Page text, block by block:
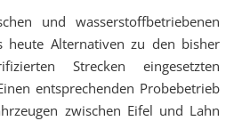
und wasserstoffbetriebenen
heute Alternativen zu den bisher
Strecken eingesetzten
entsprechenden Probebetrieb
zwischen Eifel und Lahn